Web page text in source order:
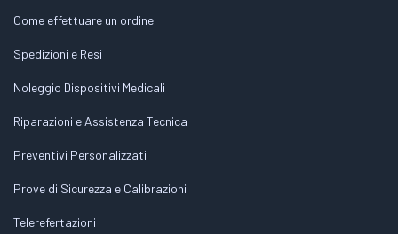
Come effettuare un ordine
Spedizioni e Resi
Noleggio Dispositivi Medicali
Riparazioni e Assistenza Tecnica
Preventivi Personalizzati
Prove di Sicurezza e Calibrazioni
Telerefertazioni